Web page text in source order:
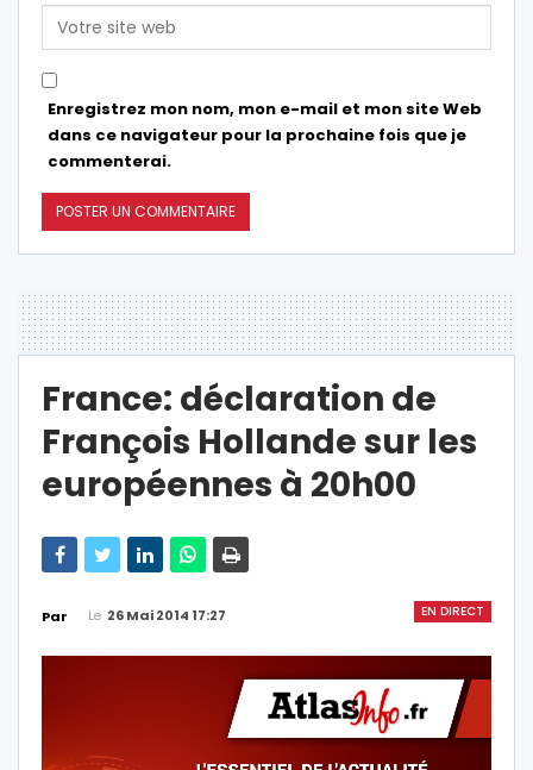
Enregistrez mon nom, mon e-mail et mon site Web
dans ce navigateur pour la prochaine fois que je
commenterai.
France: déclaration de
François Hollande sur les
européennes à 20h00
EN DIRECT
Par Le 26 Mai 2014 17:27